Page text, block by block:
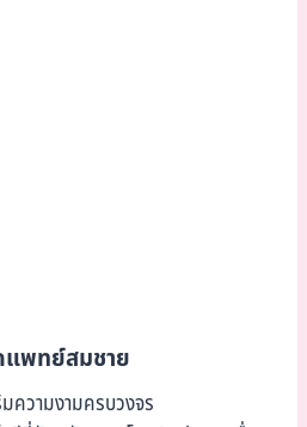
พทย์สมชาย
ความงามครบวงจร